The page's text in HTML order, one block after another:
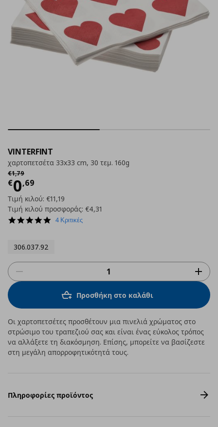
VINTERFINT
χαρτοπετσέτα 33x33 cm, 30 τεμ. 160g
€1,79
Αρχική τιμή
€0,69
Τρέχουσα τιμή
Τιμή κιλού: €11,19
Τιμή κιλού προσφοράς: €4,31
5.0
4 Κριτικές
306.037.92
Προσθήκη στο καλάθι
Οι χαρτοπετσέτες προσθέτουν μια πινελιά χρώματος στο
στρώσιμο του τραπεζιού σας και είναι ένας εύκολος τρόπος
να αλλάξετε τη διακόσμηση. Επίσης, μπορείτε να βασίζεστε
στη μεγάλη απορροφητικότητά τους.
Πληροφορίες προϊόντος